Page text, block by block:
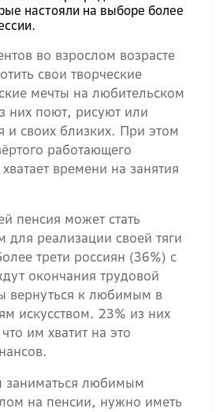
настояли на выборе более
во взрослом возрасте
свои творческие
мечты на любительском
них поют, рисуют или
и своих близких. При этом
работающего
времени на занятия
пенсия может стать
реализации своей тяги
трети россиян (36%) с
окончания трудовой
вернуться к любимым в
искусством. 23% из них
им хватит на это
заниматься любимым
на пенсии, нужно иметь